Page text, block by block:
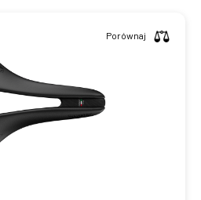
Porównaj